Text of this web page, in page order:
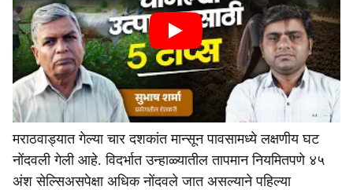
मराठवाड्यात गेल्या चार दशकांत मान्सून पावसामध्ये लक्षणीय घट
नोंदवली गेली आहे. विदर्भात उन्हाळ्यातील तापमान नियमितपणे ४५
अंश सेल्सिअसपेक्षा अधिक नोंदवले जात असल्याने पहिल्या